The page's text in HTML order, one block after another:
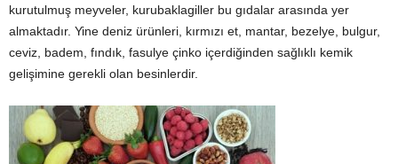
kurutulmuş meyveler, kurubaklagiller bu gıdalar arasında yer
almaktadır. Yine deniz ürünleri, kırmızı et, mantar, bezelye, bulgur,
ceviz, badem, fındık, fasulye çinko içerdiğinden sağlıklı kemik
gelişimine gerekli olan besinlerdir.